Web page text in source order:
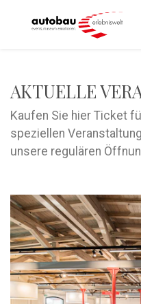
AKTUELLE
Kaufen Sie hier Ticket
speziellen
unsere regulären